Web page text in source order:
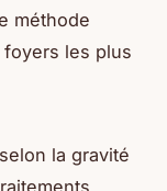
méthode
les plus
la gravité